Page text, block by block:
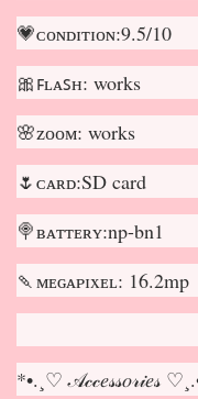
💗ᴄᴏɴᴅɪᴛɪᴏɴ:9.5/10
🎀ꜰʟᴀꜱʜ: works
🌸ᴢᴏᴏᴍ: works
🌷ᴄᴀʀᴅ:SD card
🍭ʙᴀᴛᴛᴇʀʏ:np-bn1
🍡ᴍᴇɢᴀᴘɪxᴇʟ: 16.2mp
*•.¸♡ 𝒜𝒸𝒸𝑒𝓈𝓈𝑜𝓇𝒾𝑒𝓈